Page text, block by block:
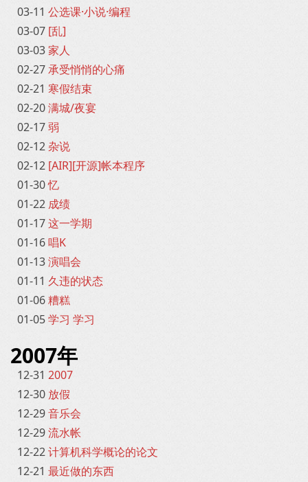
03-11 公选课·小说·编程
03-07 [乱]
03-03家人
02-27承受悄悄的心痛
02-21 寒假结束
02-20满城/夜宴
02-17弱
02-12杂说
02-12 [AIR][开源]帐本程序
01-30忆
01-22 成绩
01-17这一学期
01-16唱K
01-13演唱会
01-11 久违的状态
01-06糟糕
01-05学习 学习
2007年
12-31 2007
12-30 放假
12-29音乐会
12-29流水帐
12-22计算机科学概论的论文
12-21 最近做的东西